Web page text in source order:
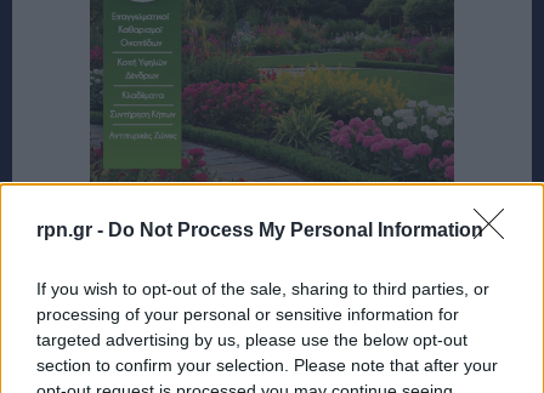
rpn.gr - Do Not Process My Personal Information
If you wish to opt-out of the sale, sharing to third parties, or
processing of your personal or sensitive information for
targeted advertising by us, please use the below opt-out
section to confirm your selection. Please note that after your